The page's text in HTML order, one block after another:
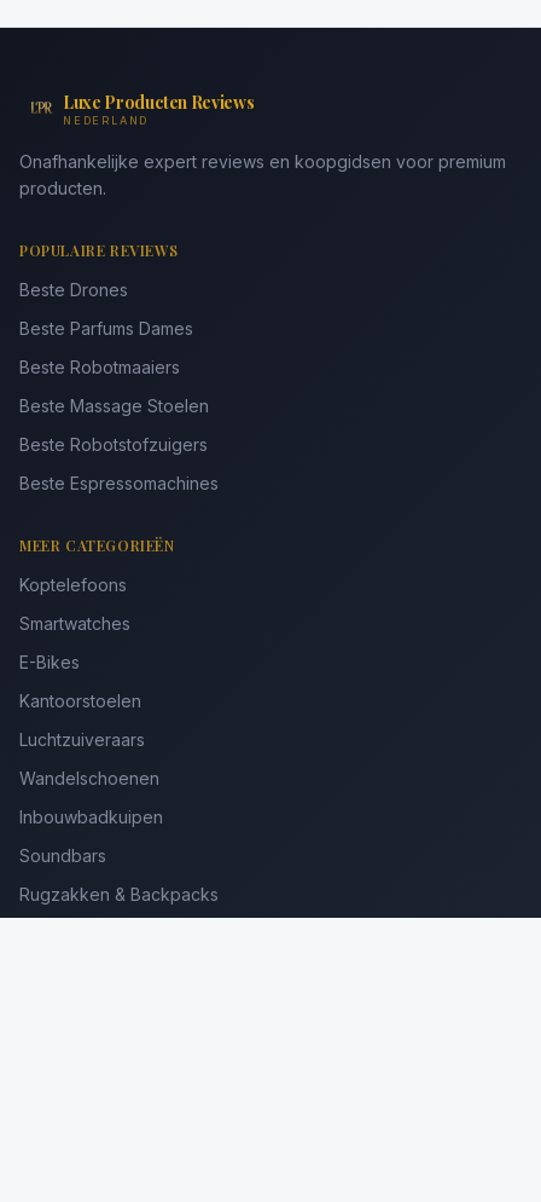
Luxe Producten Reviews
NEDERLAND
Onafhankelijke expert reviews en koopgidsen voor premium
producten.
POPULAIRE REVIEWS
Beste Drones
Beste Parfums Dames
Beste Robotmaaiers
Beste Massage Stoelen
Beste Robotstofzuigers
Beste Espressomachines
MEER CATEGORIEËN
Koptelefoons
Smartwatches
E-Bikes
Kantoorstoelen
Luchtzuiveraars
Wandelschoenen
Inbouwbadkuipen
Soundbars
Rugzakken & Backpacks